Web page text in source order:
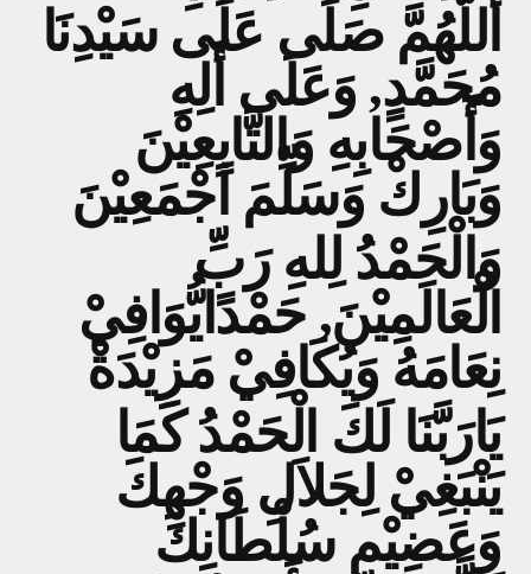
أَللَّهُمَّ صَلِّى عَلَى سَيْدِنَا
مُحَمَّدٍ, وَعَلَى أَلِهِ
وَأَصْحَابِهِ وَالتَّابِعِيْنَ
وَبَارِكْ وَسَلِّمَ اَجْمَعِيْنَ
وَالْحَمْدُ لِلهِ رَبِّ
الْعَالَمِيْنَ, حَمْدًايُّوَافِيْ
نِعَامَهُ وَيُكَافِيْ مَزِيْدَةْ
يَارَبَّنَا لَكَ الْحَمْدُ كَمَا
يَنْبَغِيْ لِجَلاَلِ وَجْهِكَ
وَعَضِيْمِ سُلْطَانِكَ